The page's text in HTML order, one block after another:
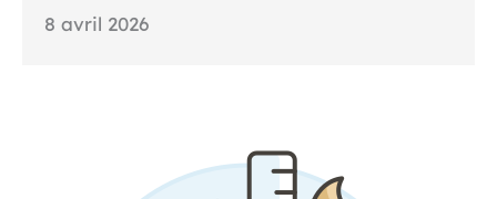
8 avril 2026